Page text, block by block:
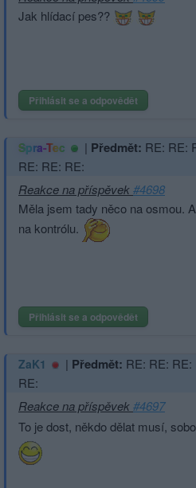
Jak hlídací pes??
Přihlásit se a odpovědět
Spra-Tec | Předmět: RE: RE:
RE: RE: RE:
Reakce na příspěvek#4698
Měla jsem tady něco na osmou.
na kontrólu.
Přihlásit se a odpovědět
ZaK1 | Předmět: RE: RE: RE:
RE:
Reakce na příspěvek#4697
To je dost, někdo dělat musí,